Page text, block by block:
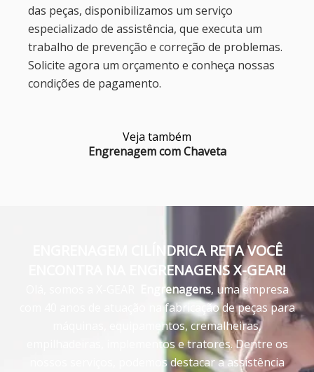
das peças, disponibilizamos um serviço
especializado de assistência, que executa um
trabalho de prevenção e correção de problemas.
Solicite agora um orçamento e conheça nossas
condições de pagamento.
Veja também
Engrenagem com Chaveta
ENGRENAGEM CILÍNDRICA RETA VOCÊ
ENCONTRA NA ENGRENAGENS X-GEAR!
Engrenagens, uma empresa
com 40 anos de atuação na fabricação de peças para
máquinas, equipamentos, cremalheiras,
empilhadeiras, implementos e tratores. Dentre os
nossos serviços, podemos destacar a assistência